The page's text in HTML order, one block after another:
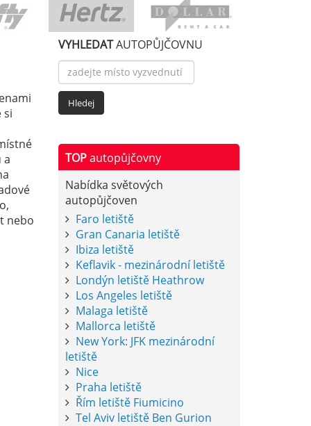
si
a
nebo
VYHLEDATAUTOPŮJČOVNU
TOPautopůjčovny
Nabídka světových
autopůjčoven
Faro letiště
Gran Canaria letiště
Ibiza letiště
Keflavik - mezinárodní letiště
Londýn letiště Heathrow
Los Angeles letiště
Malaga letiště
Mallorca letiště
New York: JFK mezinárodní
letiště
Nice
Praha letiště
Řím letiště Fiumicino
Tel Aviv letiště Ben Gurion